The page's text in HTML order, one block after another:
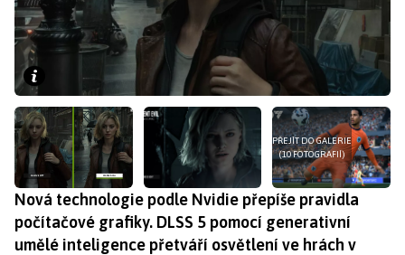
PŘEJÍT DO GALERIE
(10 FOTOGRAFIÍ)
Nová technologie podle Nvidie přepíše pravidla
počítačové grafiky. DLSS 5 pomocí generativní
umělé inteligence přetváří osvětlení ve hrách v